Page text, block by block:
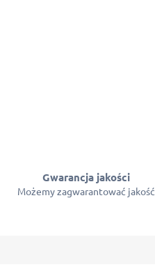
Gwarancja jakości
Możemy zagwarantować jakość